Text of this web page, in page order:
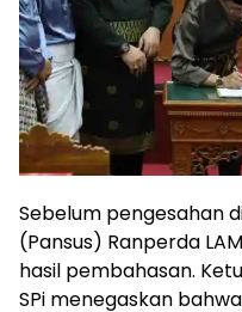
Sebelum pengesahan
(Pansus) Ranperda
hasil pembahasan.
SPi menegaskan